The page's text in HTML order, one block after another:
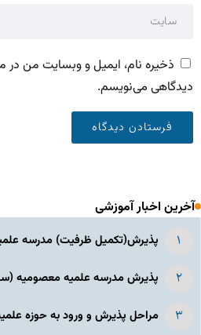
ذخیره نام، ایمیل و وبسایت من در
دیدگاهی می‌نویسم.
آخرین اخبار آموزشی
پذیرش(تکمیل ظرفیت) مدرسه
پذیرش مدرسه علمیه معصومیه‌
مراحل پذیرش و ورود به حوزه